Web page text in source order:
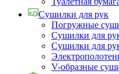
Сушилки для рук
Погружные
Сушилки для
Сушилки для
V-образные